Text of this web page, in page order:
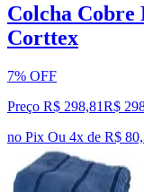
Colcha Cobre
Corttex
7% OFF
Preço R$ 298,81R$
no Pix Ou 4x de R$